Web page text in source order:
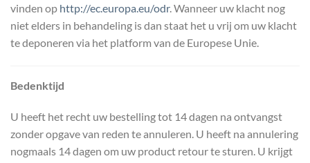
vinden op http://ec.europa.eu/odr. Wanneer uw klacht nog
niet elders in behandeling is dan staat het u vrij om uw klacht
te deponeren via het platform van de Europese Unie.
Bedenktijd
U heeft het recht uw bestelling tot 14 dagen na ontvangst
zonder opgave van reden te annuleren. U heeft na annulering
nogmaals 14 dagen om uw product retour te sturen. U krijgt